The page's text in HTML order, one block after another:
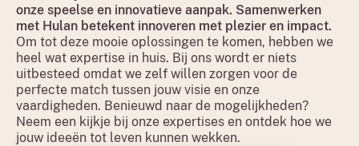
onze speelse en innovatieve aanpak. Samenwerken
met Hulan betekent innoveren met plezier en impact.
Om tot deze mooie oplossingen te komen, hebben we
heel wat expertise in huis. Bij ons wordt er niets
uitbesteed omdat we zelf willen zorgen voor de
perfecte match tussen jouw visie en onze
vaardigheden. Benieuwd naar de mogelijkheden?
Neem een kijkje bij onze expertises en ontdek hoe we
jouw ideeën tot leven kunnen wekken.